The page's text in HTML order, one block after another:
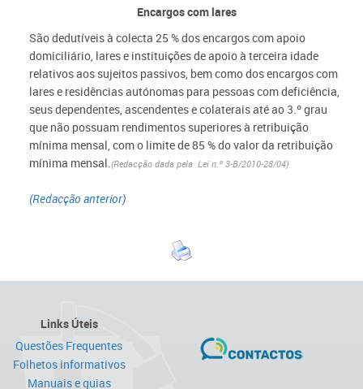
Encargos com lares
São dedutíveis à colecta 25 % dos encargos com apoio
domiciliário, lares e instituições de apoio à terceira idade
relativos aos sujeitos passivos, bem como dos encargos com
lares e residências autónomas para pessoas com deficiência,
seus dependentes, ascendentes e colaterais até ao 3.º grau
que não possuam rendimentos superiores à retribuição
mínima mensal, com o limite de 85 % do valor da retribuição
mínima mensal.(Redacção dada pela Lei n.º 3-B/2010-28/04)
(Redacção anterior)
Links Úteis
Questões Frequentes
Folhetos informativos
Manuais e guias